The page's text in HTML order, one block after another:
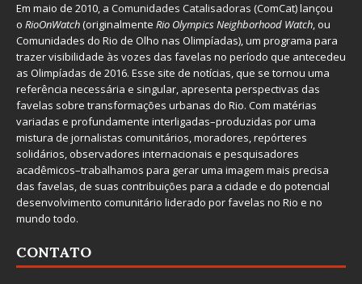
Em maio de 2010, a Comunidades Catalisadoras (ComCat) lançou
o RioOnWatch(originalmente Rio Olympics Neighborhood Watch, ou
Comunidades do Rio de Olho nas Olimpíadas), um programa para
trazer visibilidade às vozes das favelas no período que antecedeu
as Olimpíadas de 2016. Esse site de notícias, que se tornou uma
referência necessária e singular, apresenta perspectivas das
favelas sobre transformações urbanas do Rio. Com matérias
variadas e profundamente interligadas–produzidas por uma
mistura de jornalistas comunitários, moradores, repórteres
solidários, observadores internacionais e pesquisadores
acadêmicos–trabalhamos para gerar uma imagem mais precisa
das favelas, de suas contribuições para a cidade e do potencial
desenvolvimento comunitário liderado por favelas no Rio e no
mundo todo.
CONTATO